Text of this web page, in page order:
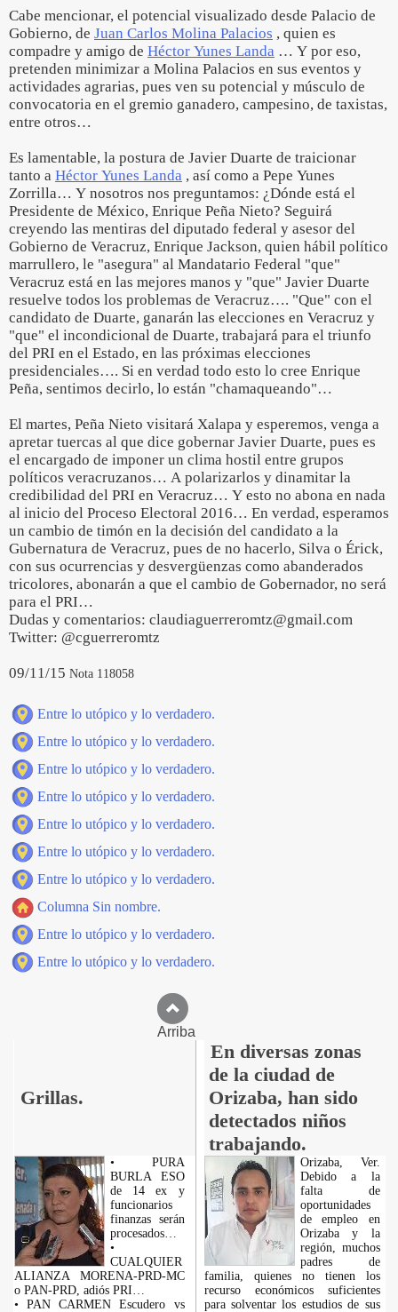
Cabe mencionar, el potencial visualizado desde Palacio de
Gobierno, de Juan Carlos Molina Palacios , quien es
compadre y amigo de Héctor Yunes Landa … Y por eso,
pretenden minimizar a Molina Palacios en sus eventos y
actividades agrarias, pues ven su potencial y músculo de
convocatoria en el gremio ganadero, campesino, de taxistas,
entre otros…
Es lamentable, la postura de Javier Duarte de traicionar
tanto a Héctor Yunes Landa , así como a Pepe Yunes
Zorrilla… Y nosotros nos preguntamos: ¿Dónde está el
Presidente de México, Enrique Peña Nieto? Seguirá
creyendo las mentiras del diputado federal y asesor del
Gobierno de Veracruz, Enrique Jackson, quien hábil político
marrullero, le "asegura" al Mandatario Federal "que"
Veracruz está en las mejores manos y "que" Javier Duarte
resuelve todos los problemas de Veracruz…. "Que" con el
candidato de Duarte, ganarán las elecciones en Veracruz y
"que" el incondicional de Duarte, trabajará para el triunfo
del PRI en el Estado, en las próximas elecciones
presidenciales…. Si en verdad todo esto lo cree Enrique
Peña, sentimos decirlo, lo están "chamaqueando"…
El martes, Peña Nieto visitará Xalapa y esperemos, venga a
apretar tuercas al que dice gobernar Javier Duarte, pues es
el encargado de imponer un clima hostil entre grupos
políticos veracruzanos… A polarizarlos y dinamitar la
credibilidad del PRI en Veracruz… Y esto no abona en nada
al inicio del Proceso Electoral 2016… En verdad, esperamos
un cambio de timón en la decisión del candidato a la
Gubernatura de Veracruz, pues de no hacerlo, Silva o Érick,
con sus ocurrencias y desvergüenzas como abanderados
tricolores, abonarán a que el cambio de Gobernador, no será
para el PRI…
Dudas y comentarios: claudiaguerreromtz@gmail.com
Twitter: @cguerreromtz
09/11/15 Nota 118058
Entre lo utópico y lo verdadero.
Entre lo utópico y lo verdadero.
Entre lo utópico y lo verdadero.
Entre lo utópico y lo verdadero.
Entre lo utópico y lo verdadero.
Entre lo utópico y lo verdadero.
Entre lo utópico y lo verdadero.
Columna Sin nombre.
Entre lo utópico y lo verdadero.
Entre lo utópico y lo verdadero.
Arriba
Grillas.
En diversas zonas
de la ciudad de
Orizaba, han sido
detectados niños
trabajando.
• PURA
BURLA ESO
de 14 ex y
funcionarios
finanzas serán
procesados…
•
CUALQUIER
ALIANZA MORENA-PRD-MC
o PAN-PRD, adiós PRI…
• PAN CARMEN Escudero vs
Orizaba, Ver.
Debido a la
falta de
oportunidades
de empleo en
Orizaba y la
región, muchos
padres de
familia, quienes no tienen los
recurso económicos suficientes
para solventar los estudios de sus